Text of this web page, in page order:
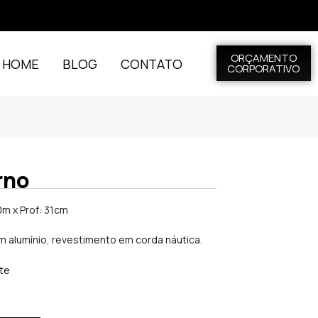
BLOG CONTATO ORÇAMENTO
CORPORATIVO
x Prof: 31cm
alumínio, revestimento em corda náutica.